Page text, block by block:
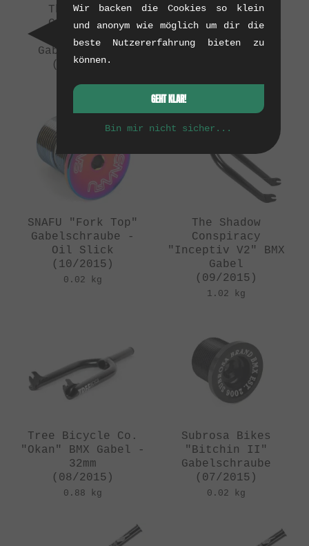
The Shadow
Conspiracy
"Inceptiv V2"
Gabelschraube
(11/2015)
The Shadow
Conspiracy
"Captive V2" BMX
SNAFU "Fork Top"
Gabelschraube -
Oil Slick
(10/2015)
0.02 kg
The Shadow
Conspiracy
"Inceptiv V2" BMX
Gabel
(09/2015)
1.02 kg
Tree Bicycle Co.
"Okan" BMX Gabel -
32mm
(08/2015)
0.88 kg
Subrosa Bikes
"Bitchin II"
Gabelschraube
(07/2015)
0.02 kg
Wir backen die Cookies so klein
und anonym wie möglich um dir die
beste Nutzererfahrung bieten zu
können.
GEHT KLAR!
Bin mir nicht sicher...